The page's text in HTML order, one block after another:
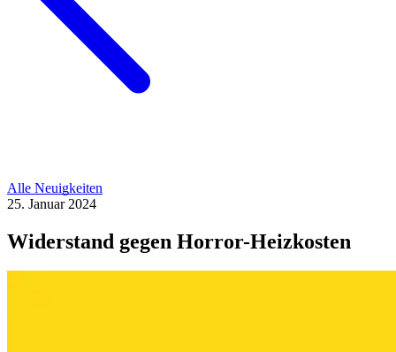
Alle Neuigkeiten
25. Januar 2024
Widerstand gegen Horror-Heizkosten